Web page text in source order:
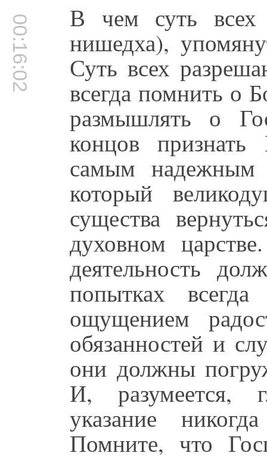
00:16:02 В чем суть всех
нишедха),
Суть всех
всегда помнить о
размышлять о
концов признать
самым надежным
который
существа
духовном
деятельность
попытках
ощущением
обязанностей и
они должны
И, разумеется,
указание
Помните, что